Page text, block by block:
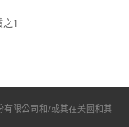
1
有限公司和/或其在美國和其